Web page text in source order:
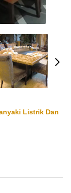
Listrik Dan